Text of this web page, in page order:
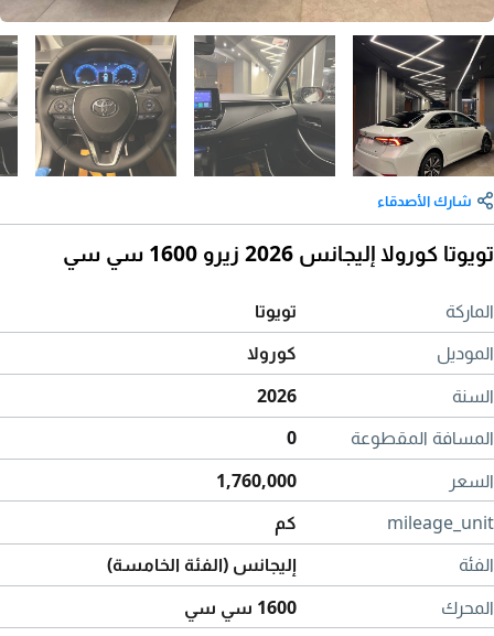
شارك الأصدقاء
تويوتا كورولا إليجانس 2026 زيرو 1600 سي سي
الماركة
تويوتا
الموديل
كورولا
السنة
2026
المسافة المقطوعة
0
السعر
1,760,000
mileage_unit
كم
الفئة
إليجانس (الفئة الخامسة)
المحرك
1600 سي سي